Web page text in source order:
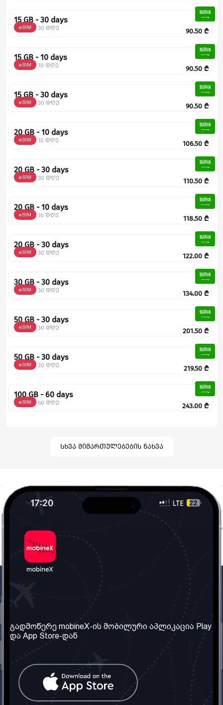
15 GB - 30 days
eSIM 30 დღე 90.50 ₾
15 GB - 10 days
eSIM 10 დღე 90.50 ₾
15 GB - 30 days
eSIM 30 დღე 90.50 ₾
20 GB - 10 days
eSIM 10 დღე 106.50 ₾
20 GB - 30 days
eSIM 30 დღე 110.50 ₾
20 GB - 10 days
eSIM 10 დღე 118.50 ₾
20 GB - 30 days
eSIM 30 დღე 122.00 ₾
30 GB - 30 days
eSIM 30 დღე 134.00 ₾
50 GB - 30 days
eSIM 30 დღე 201.50 ₾
50 GB - 30 days
eSIM 30 დღე 219.50 ₾
100 GB - 60 days
eSIM 60 დღე 243.00 ₾
სხვა მიმართულებების ნახვა
ჩვენ შესახებ
ჩვენი სერვისები
წესები და პირობები
კითხვები
კონტაქტი სოციალური ქსელი
გადმოწერე mobineX-ის მობილური აპლიკაცია Play
და App Store-დან